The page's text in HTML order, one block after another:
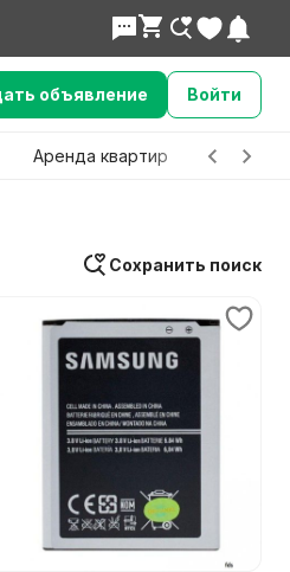
объявление Войти
Аренда квартир Детские
Сохранить поиск